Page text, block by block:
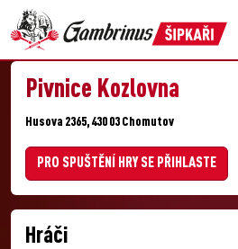
Pivnice Kozlovna
Husova 2365, 430 03 Chomutov
PRO SPUŠTĚNÍ HRY SE PŘIHLASTE
Hráči